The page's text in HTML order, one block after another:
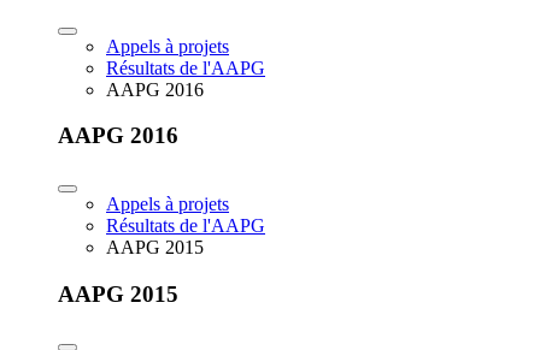
Appels à projets
Résultats de l'AAPG
AAPG 2016
AAPG 2016
Appels à projets
Résultats de l'AAPG
AAPG 2015
AAPG 2015